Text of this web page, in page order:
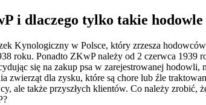
i dlaczego tylko takie hodowle
Kynologiczny w Polsce, który zrzesza hodowców
roku. Ponadto ZKwP należy od 2 czerwca 1939
się na zakup psa w zarejestrowanej hodowli,
zwierząt dla zysku, które są chore lub źle
ale także przyszłych klientów. Co należy zrobić,